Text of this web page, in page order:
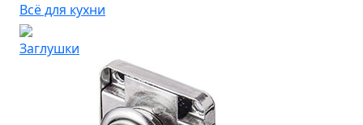
Всё для кухни
Заглушки